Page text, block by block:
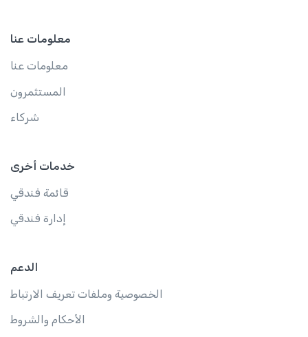
معلومات عنا
معلومات عنا
المستثمرون
شركاء
خدمات أخرى
قائمة فندقي
إدارة فندقي
الدعم
الخصوصية وملفات تعريف الارتباط
الأحكام والشروط